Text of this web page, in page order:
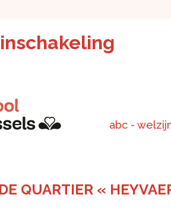
abc -
QUARTIER «